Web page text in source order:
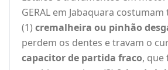
GERAL em Jabaquara
(1) cremalheira ou pinhão
perdem os dentes e travam o
capacitor de partida fraco, que